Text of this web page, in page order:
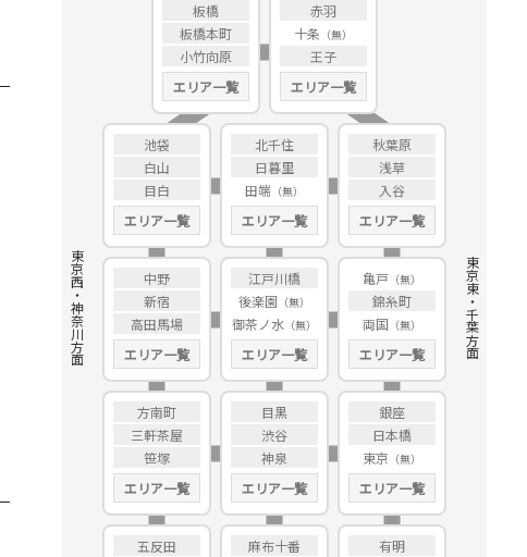
板橋
板橋本町
小竹向原
エリア一覧
赤羽
十条
王子
エリア一覧
池袋
白山
目白
エリア一覧
北千住
日暮里
田端
エリア一覧
秋葉原
浅草
入谷
エリア一覧
中野
新宿
高田馬場
エリア一覧
江戸川橋
後楽園
御茶ノ水
エリア一覧
亀戸
錦糸町
両国
エリア一覧
方南町
三軒茶屋
笹塚
エリア一覧
目黒
渋谷
神泉
エリア一覧
銀座
日本橋
東京
エリア一覧
五反田
麻布十番
有明
東京西・神奈川方面 東京東・千葉方面